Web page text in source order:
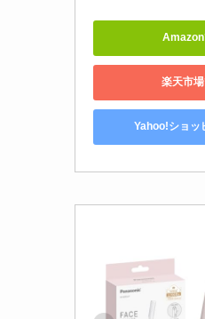
楽天市
Yahoo!ショッ